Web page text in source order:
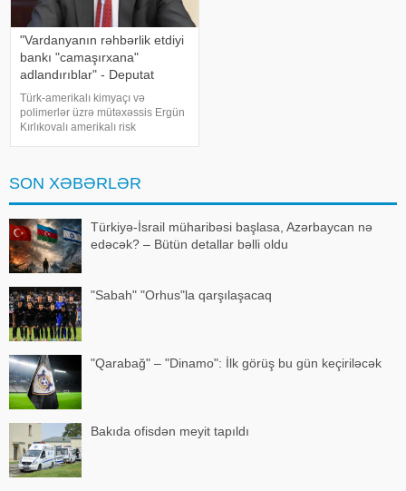
"Vardanyanın rəhbərlik etdiyi
bankı "camaşırxana"
adlandırıblar" - Deputat
Türk-amerikalı kimyaçı və
polimerlər üzrə mütəxəssis Ergün
Kırlıkovalı amerikalı risk
Vardanyanı dəstəkləməsini və
Vardanyan həbsdə olduğu
SON XƏBƏRLƏR
Türkiyə-İsrail müharibəsi başlasa, Azərbaycan nə
edəcək? – Bütün detallar bəlli oldu
"Sabah" "Orhus"la qarşılaşacaq
"Qarabağ" – "Dinamo": İlk görüş bu gün keçiriləcək
Bakıda ofisdən meyit tapıldı